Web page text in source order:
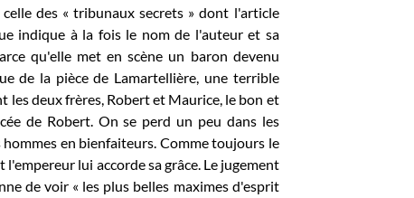
des « tribunaux secrets » dont l'article
indique à la fois le nom de l'auteur et sa
qu'elle met en scène un baron devenu
de la pièce de Lamartellière, une terrible
deux frères, Robert et Maurice, le bon et
de Robert. On se perd un peu dans les
en bienfaiteurs. Comme toujours le
lui accorde sa grâce. Le jugement
de voir « les plus belles maximes d'esprit